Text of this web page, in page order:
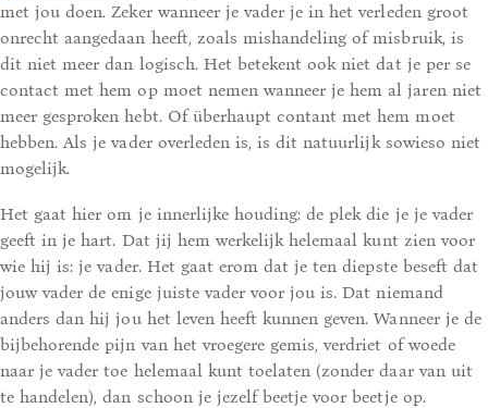
met jou doen. Zeker wanneer je vader je in het verleden groot
onrecht aangedaan heeft, zoals mishandeling of misbruik, is
dit niet meer dan logisch. Het betekent ook niet dat je per se
contact met hem op moet nemen wanneer je hem al jaren niet
meer gesproken hebt. Of überhaupt contant met hem moet
hebben. Als je vader overleden is, is dit natuurlijk sowieso niet
mogelijk.
Het gaat hier om je innerlijke houding: de plek die je je vader
geeft in je hart. Dat jij hem werkelijk helemaal kunt zien voor
wie hij is: je vader. Het gaat erom dat je ten diepste beseft dat
jouw vader de enige juiste vader voor jou is. Dat niemand
anders dan hij jou het leven heeft kunnen geven. Wanneer je de
bijbehorende pijn van het vroegere gemis, verdriet of woede
naar je vader toe helemaal kunt toelaten (zonder daar van uit
te handelen), dan schoon je jezelf beetje voor beetje op.